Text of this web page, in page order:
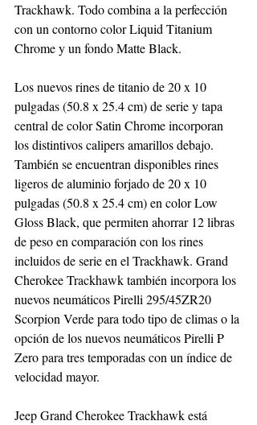
Trackhawk. Todo combina a la perfección
con un contorno color Liquid Titanium
Chrome y un fondo Matte Black.
Los nuevos rines de titanio de 20 x 10
pulgadas (50.8 x 25.4 cm) de serie y tapa
central de color Satin Chrome incorporan
los distintivos calipers amarillos debajo.
También se encuentran disponibles rines
ligeros de aluminio forjado de 20 x 10
pulgadas (50.8 x 25.4 cm) en color Low
Gloss Black, que permiten ahorrar 12 libras
de peso en comparación con los rines
incluidos de serie en el Trackhawk. Grand
Cherokee Trackhawk también incorpora los
nuevos neumáticos Pirelli 295/45ZR20
Scorpion Verde para todo tipo de climas o la
opción de los nuevos neumáticos Pirelli P
Zero para tres temporadas con un índice de
velocidad mayor.
Jeep Grand Cherokee Trackhawk está